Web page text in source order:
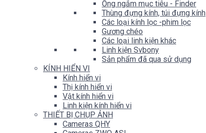
Ống ngắm mục tiêu - Finder
Thùng đựng kính, túi đựng kính
Các loại kính lọc -phim lọc
Gương chéo
Các loại linh kiện khác
Linh kiện Svbony
Sản phẩm đã qua sử dụng
KÍNH HIỂN VI
Kính hiển vi
Thị kính hiển vi
Vật kính hiển vi
Linh kiện kính hiển vi
THIẾT BỊ CHỤP ẢNH
Cameras QHY